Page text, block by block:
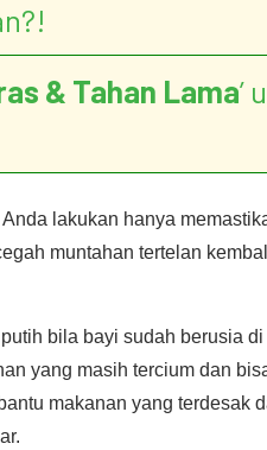
& Tahan Lama’
lakukan hanya
muntahan tertelan
bila bayi sudah berusia
yang masih tercium dan
makanan yang terdesak